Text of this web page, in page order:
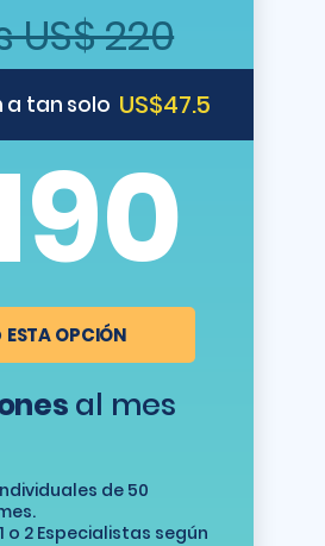
US$ 220
a tan solo US$47.5
ESTA OPCIÓN
al mes
de 50
o 2 Especialistas según